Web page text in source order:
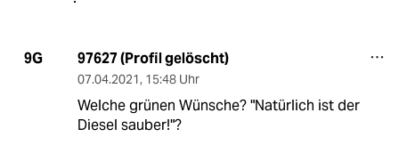
9G 97627 (Profil gelöscht)
07.04.2021, 15:48 Uhr
Welche grünen Wünsche? "Natürlich ist der
Diesel sauber!"?